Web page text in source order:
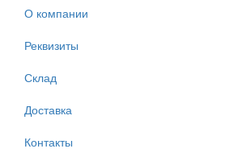
О компании
Реквизиты
Склад
Доставка
Контакты